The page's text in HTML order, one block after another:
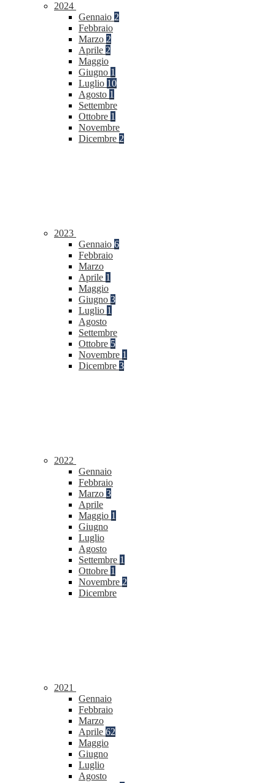
2024
Gennaio 2
Febbraio
Marzo 2
Aprile 2
Maggio
Giugno 1
Luglio 10
Agosto 1
Settembre
Ottobre 1
Novembre
Dicembre 2
2023
Gennaio 6
Febbraio
Marzo
Aprile 1
Maggio
Giugno 3
Luglio 1
Agosto
Settembre
Ottobre 5
Novembre 1
Dicembre 3
2022
Gennaio
Febbraio
Marzo 3
Aprile
Maggio 1
Giugno
Luglio
Agosto
Settembre 1
Ottobre 1
Novembre 2
Dicembre
2021
Gennaio
Febbraio
Marzo
Aprile 62
Maggio
Giugno
Luglio
Agosto